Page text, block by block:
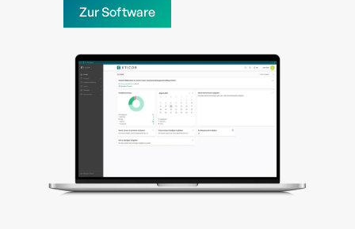
Zur Software